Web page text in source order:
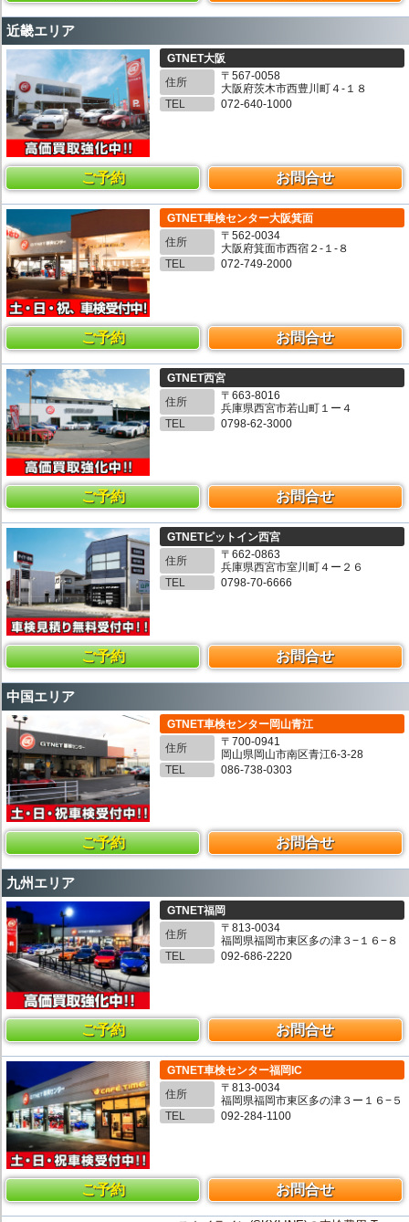
近畿エリア
GTNET大阪
住所
〒567-0058
大阪府茨木市西豊川町４-１８
TEL
072-640-1000
ご予約 お問合せ
GTNET車検センター大阪箕面
住所
〒562-0034
大阪府箕面市西宿２-１-８
TEL
072-749-2000
ご予約 お問合せ
GTNET西宮
住所
〒663-8016
兵庫県西宮市若山町１ー４
TEL
0798-62-3000
ご予約 お問合せ
GTNETピットイン西宮
住所
〒662-0863
兵庫県西宮市室川町４ー２６
TEL
0798-70-6666
ご予約 お問合せ
中国エリア
GTNET車検センター岡山青江
住所
〒700-0941
岡山県岡山市南区青江6-3-28
TEL
086-738-0303
ご予約 お問合せ
九州エリア
GTNET福岡
住所
〒813-0034
福岡県福岡市東区多の津３−１６−８
TEL
092-686-2220
ご予約 お問合せ
GTNET車検センター福岡IC
住所
〒813-0034
福岡県福岡市東区多の津３ー１６−５
TEL
092-284-1100
ご予約 お問合せ